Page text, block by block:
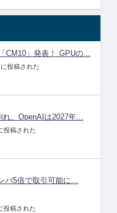
CM10」発表！ GPUの...
投稿された
、OpenAIは2027年...
投稿された
バ5倍で取引可能に…
投稿された